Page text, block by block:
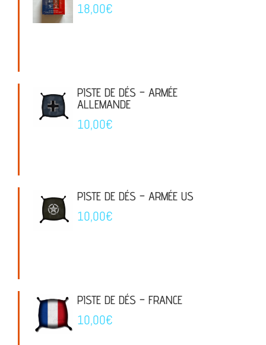
18,00€
PISTE DE DÉS – ARMÉE
ALLEMANDE
10,00€
PISTE DE DÉS – ARMÉE US
10,00€
PISTE DE DÉS – FRANCE
10,00€